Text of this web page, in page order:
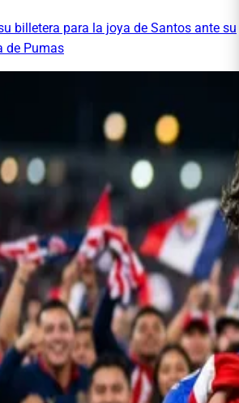
billetera para la joya de Santos ante su
de Pumas